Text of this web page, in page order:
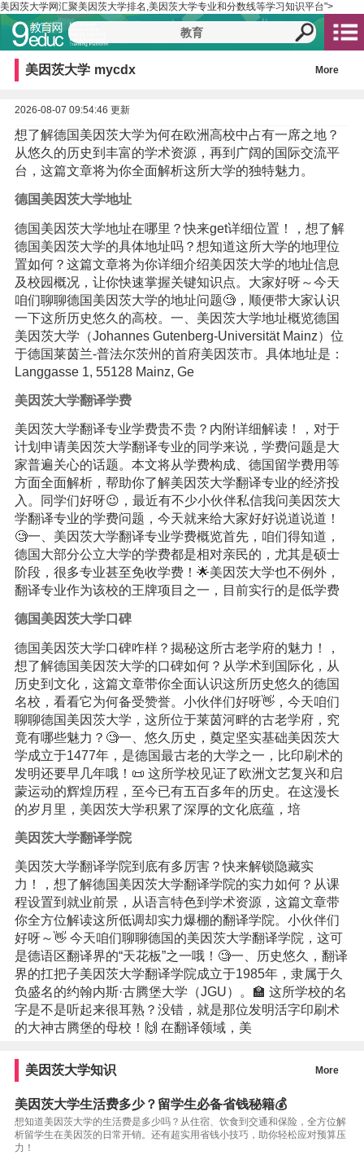
美因茨大学网汇聚美因茨大学排名,美因茨大学专业和分数线等学习知识平台">
美因茨大学 mycdx More
2026-08-07 09:54:46 更新
想了解德国美因茨大学为何在欧洲高校中占有一席之地？
从悠久的历史到丰富的学术资源，再到广阔的国际交流平
台，这篇文章将为你全面解析这所大学的独特魅力。
德国美因茨大学地址
德国美因茨大学地址在哪里？快来get详细位置！，想了解
德国美因茨大学的具体地址吗？想知道这所大学的地理位
置如何？这篇文章将为你详细介绍美因茨大学的地址信息
及校园概况，让你快速掌握关键知识点。大家好呀～今天
咱们聊聊德国美因茨大学的地址问题🧐，顺便带大家认识
一下这所历史悠久的高校。一、美因茨大学地址概览德国
美因茨大学（Johannes Gutenberg-Universität Mainz）位
于德国莱茵兰-普法尔茨州的首府美因茨市。具体地址是：
Langgasse 1, 55128 Mainz, Ge
美因茨大学翻译学费
美因茨大学翻译专业学费贵不贵？内附详细解读！，对于
计划申请美因茨大学翻译专业的同学来说，学费问题是大
家普遍关心的话题。本文将从学费构成、德国留学费用等
方面全面解析，帮助你了解美因茨大学翻译专业的经济投
入。同学们好呀😉，最近有不少小伙伴私信我问美因茨大
学翻译专业的学费问题，今天就来给大家好好说道说道！
🧐一、美因茨大学翻译专业学费概览首先，咱们得知道，
德国大部分公立大学的学费都是相对亲民的，尤其是硕士
阶段，很多专业甚至免收学费！🌟美因茨大学也不例外，
翻译专业作为该校的王牌项目之一，目前实行的是低学费
德国美因茨大学口碑
德国美因茨大学口碑咋样？揭秘这所古老学府的魅力！，
想了解德国美因茨大学的口碑如何？从学术到国际化，从
历史到文化，这篇文章带你全面认识这所历史悠久的德国
名校，看看它为何备受赞誉。小伙伴们好呀👋，今天咱们
聊聊德国美因茨大学，这所位于莱茵河畔的古老学府，究
竟有哪些魅力？🧐一、悠久历史，奠定坚实基础美因茨大
学成立于1477年，是德国最古老的大学之一，比印刷术的
发明还要早几年哦！📜 这所学校见证了欧洲文艺复兴和启
蒙运动的辉煌历程，至今已有五百多年的历史。在这漫长
的岁月里，美因茨大学积累了深厚的文化底蕴，培
美因茨大学翻译学院
美因茨大学翻译学院到底有多厉害？快来解锁隐藏实
力！，想了解德国美因茨大学翻译学院的实力如何？从课
程设置到就业前景，从语言特色到学术资源，这篇文章带
你全方位解读这所低调却实力爆棚的翻译学院。小伙伴们
好呀～👋 今天咱们聊聊德国的美因茨大学翻译学院，这可
是德语区翻译界的“天花板”之一哦！🧐一、历史悠久，翻译
界的扛把子美因茨大学翻译学院成立于1985年，隶属于久
负盛名的约翰内斯·古腾堡大学（JGU）。🏫 这所学校的名
字是不是听起来很耳熟？没错，就是那位发明活字印刷术
的大神古腾堡的母校！🙌 在翻译领域，美
美因茨大学知识 More
美因茨大学生活费多少？留学生必备省钱秘籍💰
想知道美因茨大学的生活费是多少吗？从住宿、饮食到交通和保险，全方位解
析留学生在美因茨的日常开销。还有超实用省钱小技巧，助你轻松应对预算压
力！